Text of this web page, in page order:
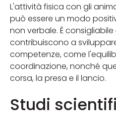
L'attività fisica con gli
può essere un modo
non verbale. È
contribuiscono a
competenze, come
coordinazione, nonché
corsa, la presa e il lancio.
Studi